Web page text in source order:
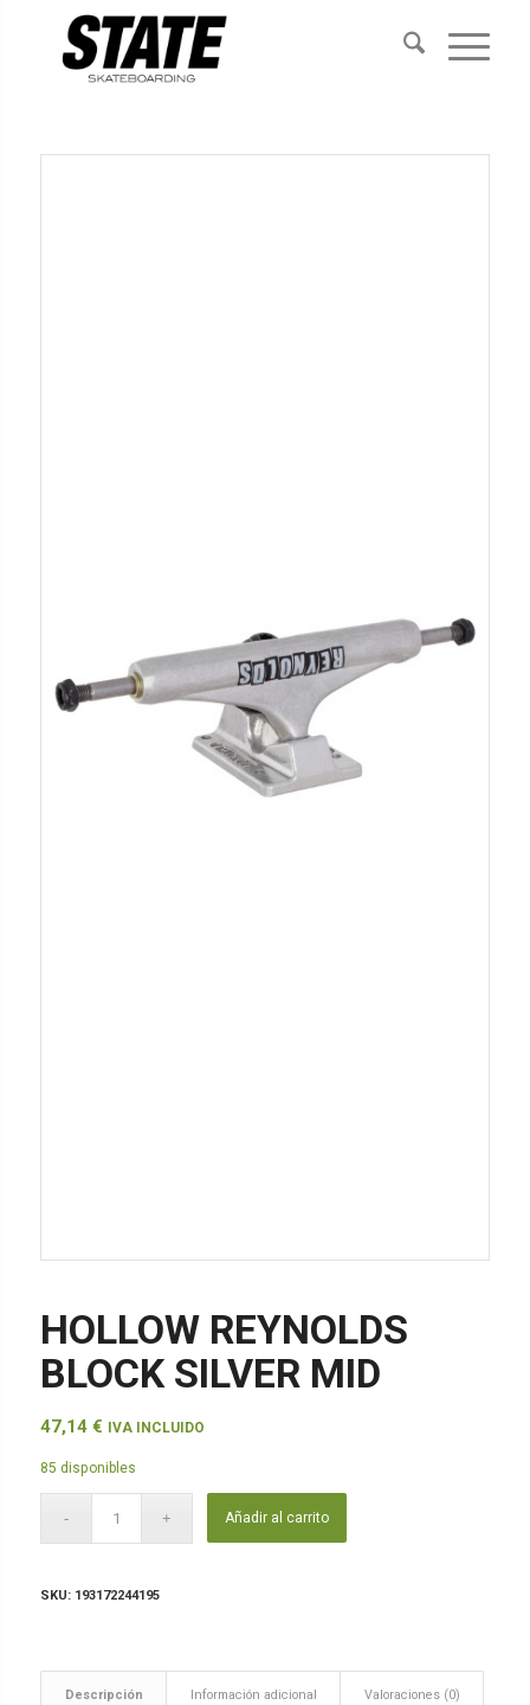
HOLLOW REYNOLDS
BLOCK SILVER MID
47,14 € IVA INCLUIDO
85 disponibles
Añadir al carrito
SKU: 193172244195
Descripción Información adicional Valoraciones (0)